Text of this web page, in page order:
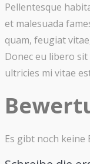
Pellentesque
et malesuada
quam, feugiat
Donec eu libero
ultricies mi vitae
Es gibt noch keine